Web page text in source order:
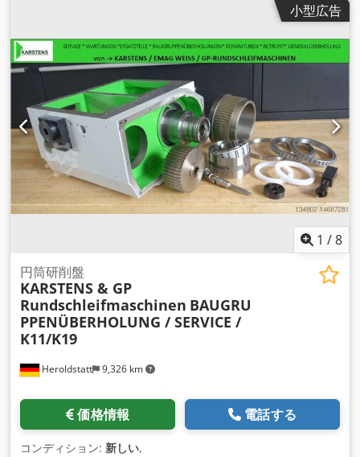
小型広告
1 /8
Heroldstatt 9,326 km
円筒研削盤
KARSTENS & GP
Rundschleifmaschinen BAUGRU
PPENÜBERHOLUNG / SERVICE /
K11/K19
価格情報 電話する
コンディション: 新しい,